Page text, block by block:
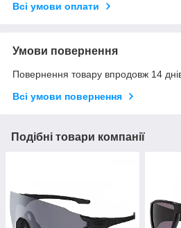
Всі умови оплати
Умови повернення
Повернення товару впродовж 14
Всі умови повернення
Подібні товари компанії